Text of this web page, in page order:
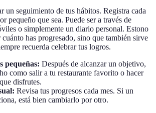
un seguimiento de tus hábitos. Registra cada
pequeño que sea. Puede ser a través de
o simplemente un diario personal. Estono
has progresado, sino que también sirve
recuerda celebrar tus logros.
pequeñas: Después de alcanzar un objetivo,
como salir a tu restaurante favorito o hacer
disfrutes.
Revisa tus progresos cada mes. Si un
está bien cambiarlo por otro.